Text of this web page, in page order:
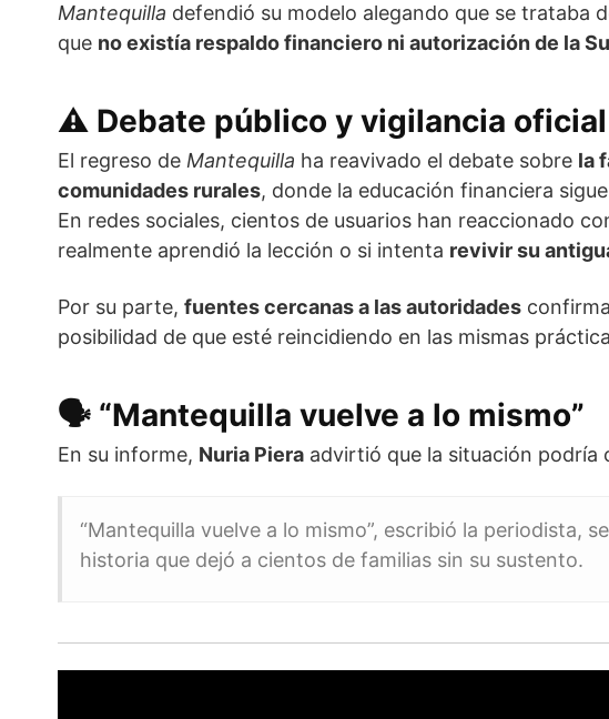
Mantequilla defendió su modelo alegando que se trataba
que no existía respaldo financiero ni autorización de la
⚠️ Debate público y vigilancia oficial
El regreso de Mantequilla ha reavivado el debate sobre la
comunidades rurales, donde la educación financiera
En redes sociales, cientos de usuarios han reaccionado
realmente aprendió la lección o si intenta revivir su
Por su parte, fuentes cercanas a las autoridades
posibilidad de que esté reincidiendo en las mismas
🗣️ “Mantequilla vuelve a lo mismo”
En su informe, Nuria Piera advirtió que la situación podría
“Mantequilla vuelve a lo mismo”, escribió la periodista,
historia que dejó a cientos de familias sin su sustento.